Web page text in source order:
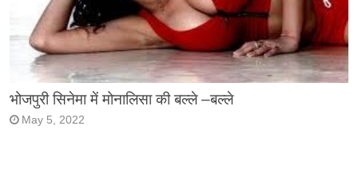
भोजपुरी सिनेमा में मोनालिसा की बल्ले –बल्ले
May 5, 2022